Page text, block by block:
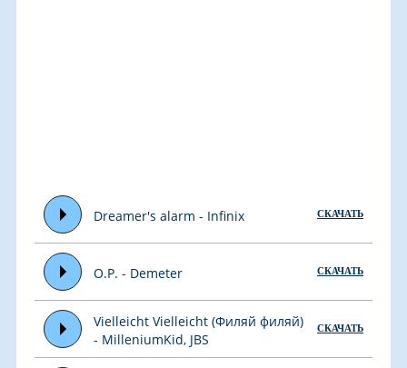
Dreamer's alarm - Infinix СКАЧАТЬ
O.P. - Demeter СКАЧАТЬ
Vielleicht Vielleicht (Филяй филяй)
- MilleniumKid, JBS
СКАЧАТЬ